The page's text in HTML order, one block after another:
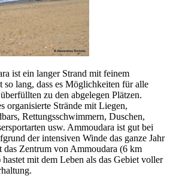
ist ein langer Strand mit feinem
so lang, dass es Möglichkeiten für alle
zu den abgelegen Plätzen.
organisierte Strände mit Liegen,
Rettungsschwimmern, Duschen,
usw. Ammoudara ist gut bei
der intensiven Winde das ganze Jahr
das Zentrum von Ammoudara (6 km
mit dem Leben als das Gebiet voller